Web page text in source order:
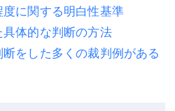
に関する明白性基準
体的な判断の方法
をした多くの裁判例がある